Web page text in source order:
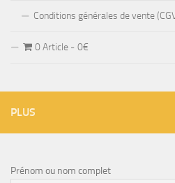
Conditions générales de vente
0 Article 0€
PLUS
Prénom ou nom complet